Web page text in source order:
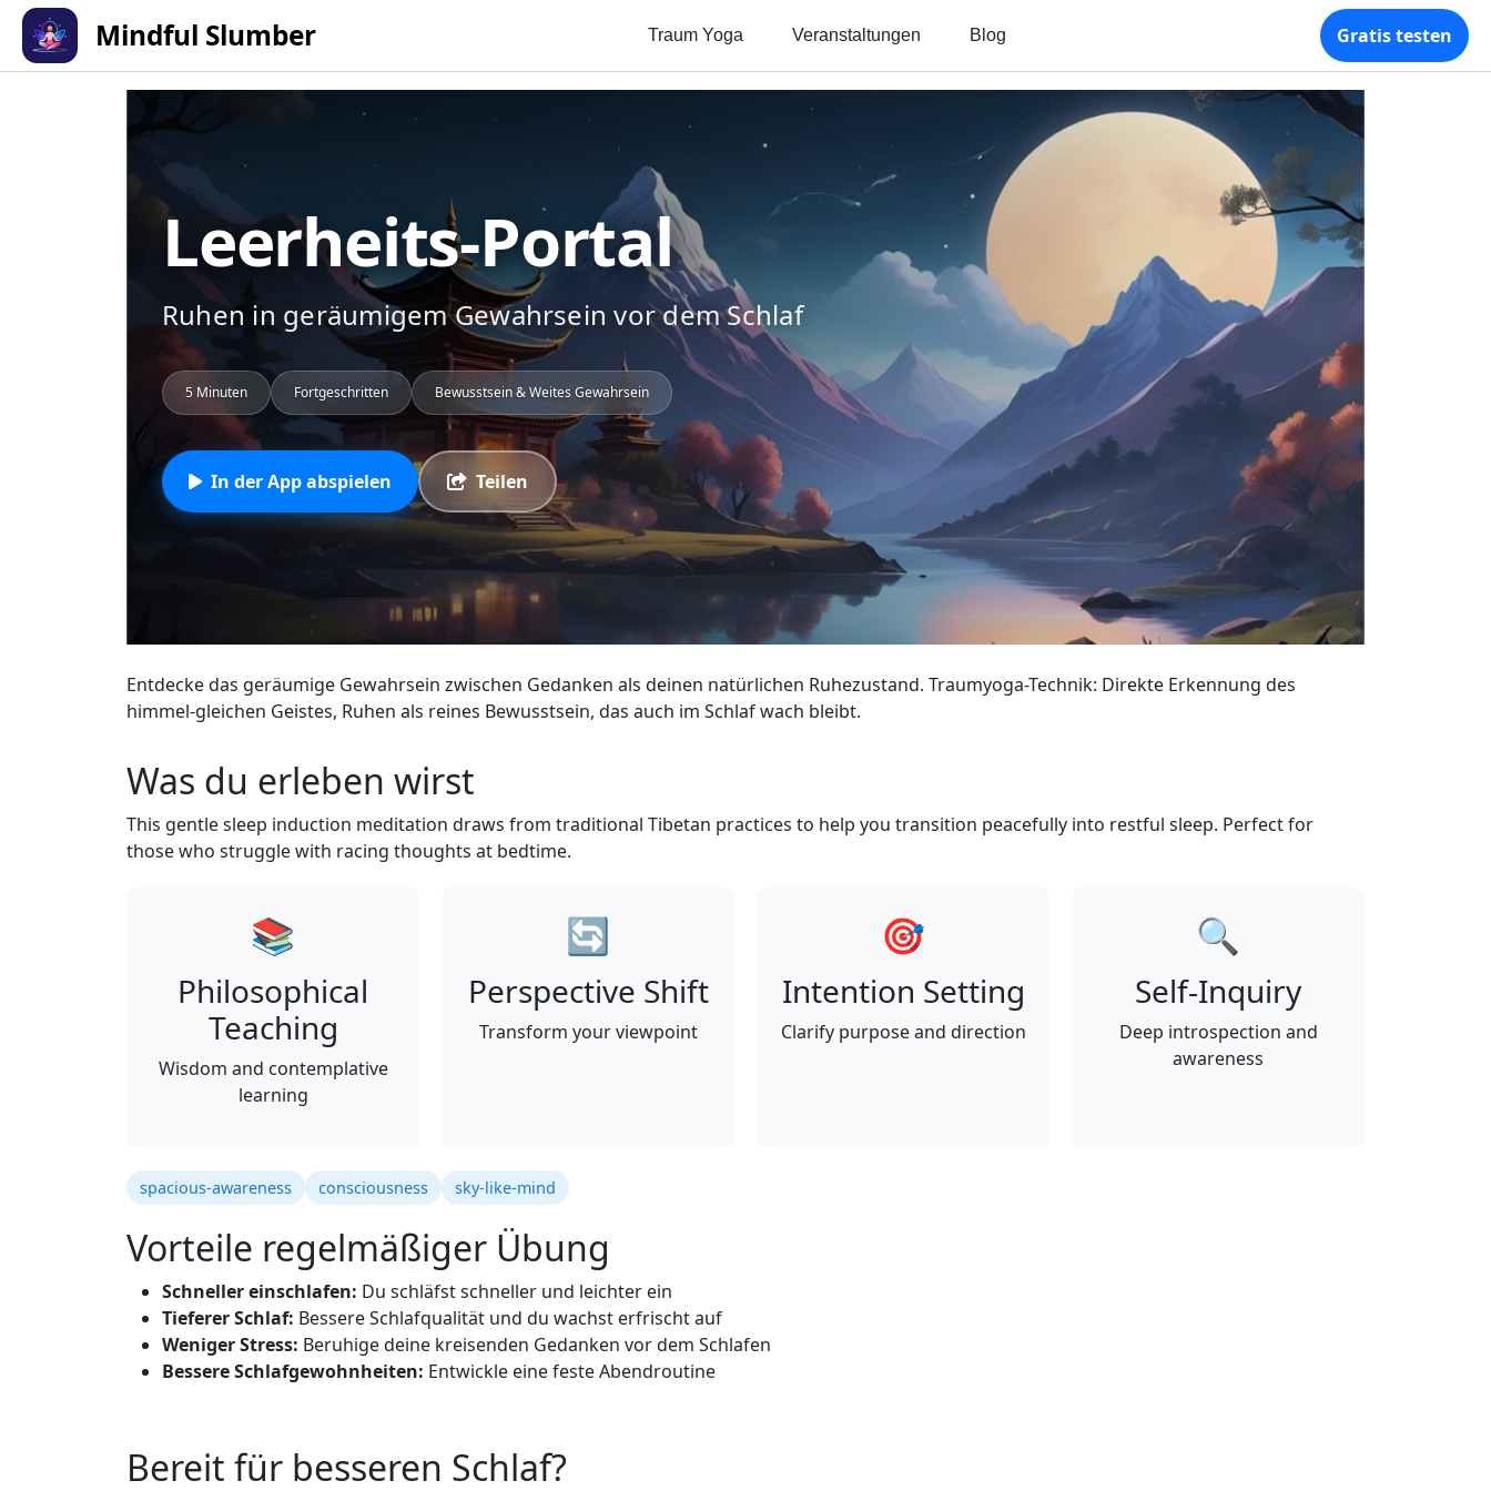
Mindful Slumber Traum Yoga Veranstaltungen Blog Gratis testen
Leerheits-Portal
Ruhen in geräumigem Gewahrsein vor dem Schlaf
5 Minuten Fortgeschritten Bewusstsein & Weites Gewahrsein
In der App abspielen Teilen
Entdecke das geräumige Gewahrsein zwischen Gedanken als deinen natürlichen Ruhezustand. Traumyoga-Technik: Direkte Erkennung des
himmel-gleichen Geistes, Ruhen als reines Bewusstsein, das auch im Schlaf wach bleibt.
Was du erleben wirst
This gentle sleep induction meditation draws from traditional Tibetan practices to help you transition peacefully into restful sleep. Perfect for
those who struggle with racing thoughts at bedtime.
📚
Philosophical
Teaching
Wisdom and contemplative
learning
🔄
Perspective Shift
Transform your viewpoint
🎯
Intention Setting
Clarify purpose and direction
🔍
Self-Inquiry
Deep introspection and
awareness
spacious-awareness consciousness sky-like-mind
Vorteile regelmäßiger Übung
Schneller einschlafen: Du schläfst schneller und leichter ein
Tieferer Schlaf: Bessere Schlafqualität und du wachst erfrischt auf
Weniger Stress: Beruhige deine kreisenden Gedanken vor dem Schlafen
Bessere Schlafgewohnheiten: Entwickle eine feste Abendroutine
Bereit für besseren Schlaf?